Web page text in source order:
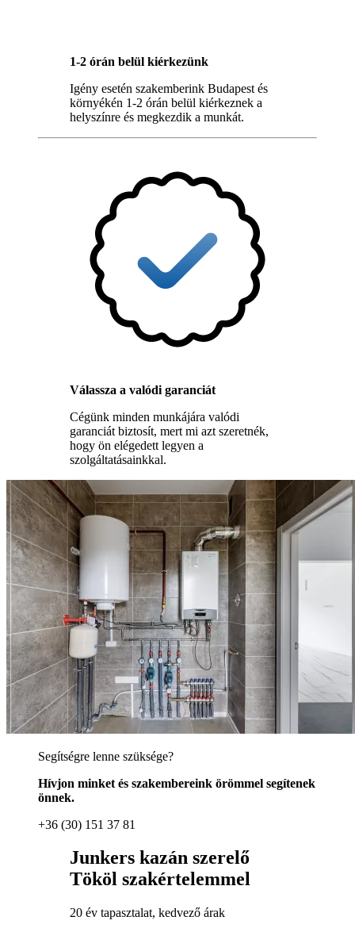
1-2 órán belül kiérkezünk
Igény esetén szakemberink Budapest és
környékén 1-2 órán belül kiérkeznek a
helyszínre és megkezdik a munkát.
Válassza a valódi garanciát
Cégünk minden munkájára valódi
garanciát biztosít, mert mi azt szeretnék,
hogy ön elégedett legyen a
szolgáltatásainkkal.
Segítségre lenne szüksége?
Hívjon minket és szakembereink örömmel segítenek
önnek.
+36 (30) 151 37 81
Junkers kazán szerelő
Tököl szakértelemmel
20 év tapasztalat, kedvező árak